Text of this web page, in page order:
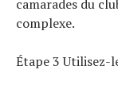
camarades du
complexe.
Étape 3 Utilisez-